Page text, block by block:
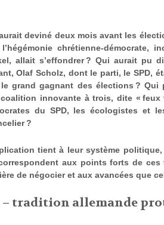
deviné deux mois avant les
chrétienne-démocrate,
allait s’effondrer ? Qui aurait pu
Olaf Scholz, dont le parti, le SPD,
grand gagnant des élections ? Qui
innovante à trois, dite «
du SPD, les écologistes et
?
tient à leur système
aux points forts de
de négocier et aux avancées que
– tradition allemande